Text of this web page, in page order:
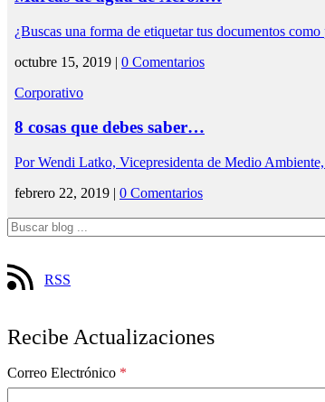
¿Buscas una forma de etiquetar tus documentos
octubre 15, 2019 | 0 Comentarios
Corporativo
8 cosas que debes saber…
Por Wendi Latko, Vicepresidenta de Medio
febrero 22, 2019 | 0 Comentarios
RSS
Recibe Actualizaciones
Correo Electrónico *